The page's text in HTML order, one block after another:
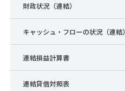
財政状況（連結）
キャッシュ・フローの状況（連結）
連結損益計算書
連結貸借対照表